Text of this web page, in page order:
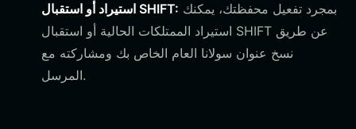
استيراد أو استقبال SHIFT:
استيراد الممتلكات الحالية أو استقبال SHIFT عن طريق
نسخ عنوان سولانا العام الخاص بك ومشاركته مع
المرسل.